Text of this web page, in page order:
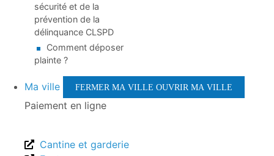
sécurité et de la
prévention de la
délinquance CLSPD
Comment déposer
plainte ?
Ma ville FERMER MA VILLE OUVRIR MA VILLE
Paiement en ligne
Cantine et garderie